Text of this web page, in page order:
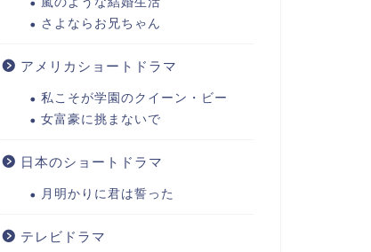
さよならお兄ちゃん
アメリカショートドラマ
私こそが学園のクイーン・ビー
女富豪に挑まないで
日本のショートドラマ
月明かりに君は誓った
テレビドラマ